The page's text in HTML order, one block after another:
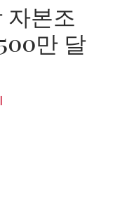
자본조
만 달